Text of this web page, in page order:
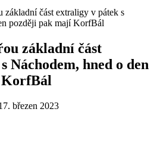
základní část
Náchodem, hned o den
březen 2023